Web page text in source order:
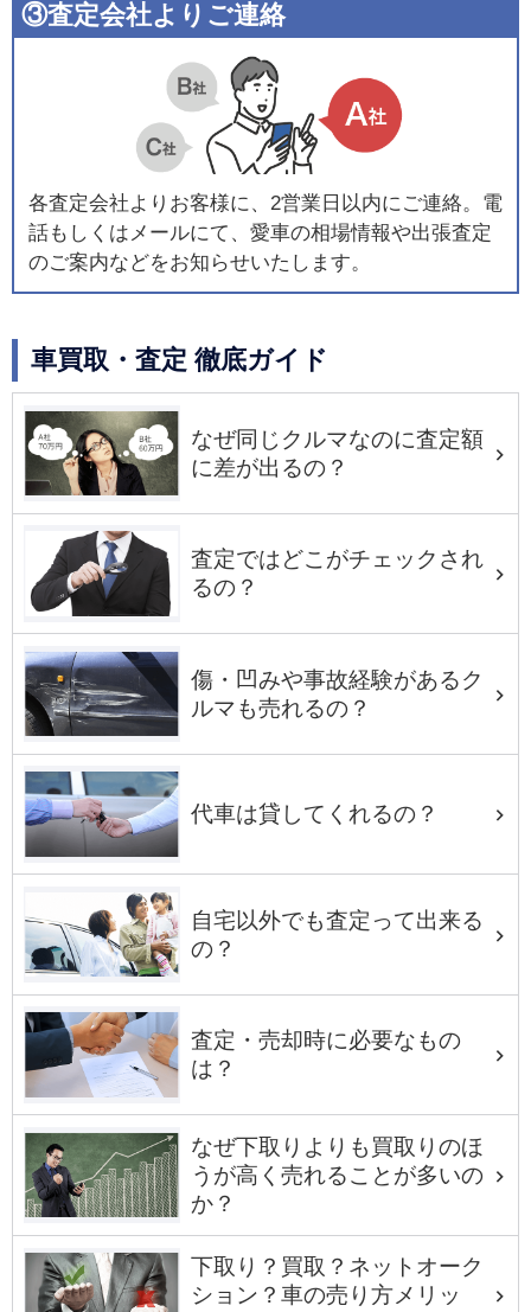
③査定会社よりご連絡
各査定会社よりお客様に、2営業日以内にご連絡。電
話もしくはメールにて、愛車の相場情報や出張査定
のご案内などをお知らせいたします。
車買取・査定 徹底ガイド
なぜ同じクルマなのに査定額
に差が出るの？
査定ではどこがチェックされ
るの？
傷・凹みや事故経験があるク
ルマも売れるの？
代車は貸してくれるの？
自宅以外でも査定って出来る
の？
査定・売却時に必要なもの
は？
なぜ下取りよりも買取りのほ
うが高く売れることが多いの
か？
下取り？買取？ネットオーク
ション？車の売り方メリッ